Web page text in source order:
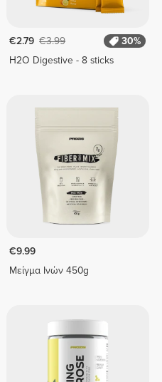
€2.79 €3.99
30%
H2O Digestive - 8 sticks
€9.99
Μείγμα Ινών 450g